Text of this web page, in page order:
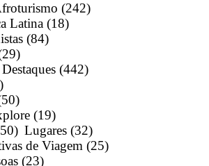
(242)
Latina (18)
(84)
Destaques (442)
(19)
Lugares (32)
de Viagem (25)
(23)